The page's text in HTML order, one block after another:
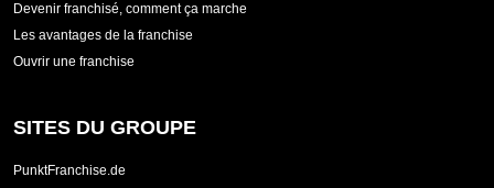
Devenir franchisé, comment ça marche
Les avantages de la franchise
Ouvrir une franchise
SITES DU GROUPE
PunktFranchise.de